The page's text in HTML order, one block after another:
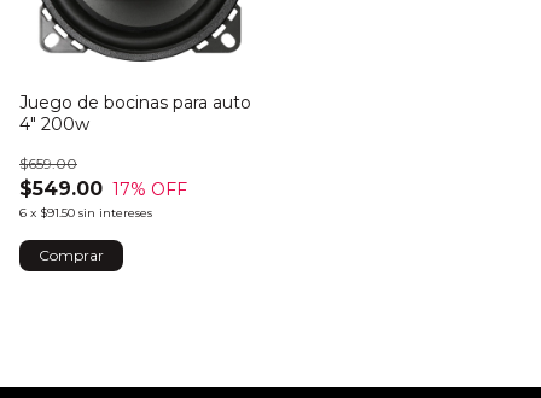
Juego de bocinas para auto
4" 200w
$549.00
$659.00
17% OFF
6 x $91.50 sin intereses